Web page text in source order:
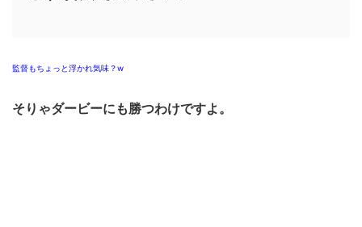
監督もちょっと浮かれ気味？w
そりゃダービーにも勝つわけですよ。